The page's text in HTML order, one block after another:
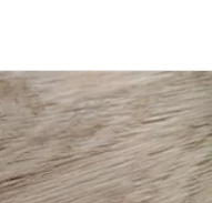
тарифи "до
чи варто
у кілька разів і як